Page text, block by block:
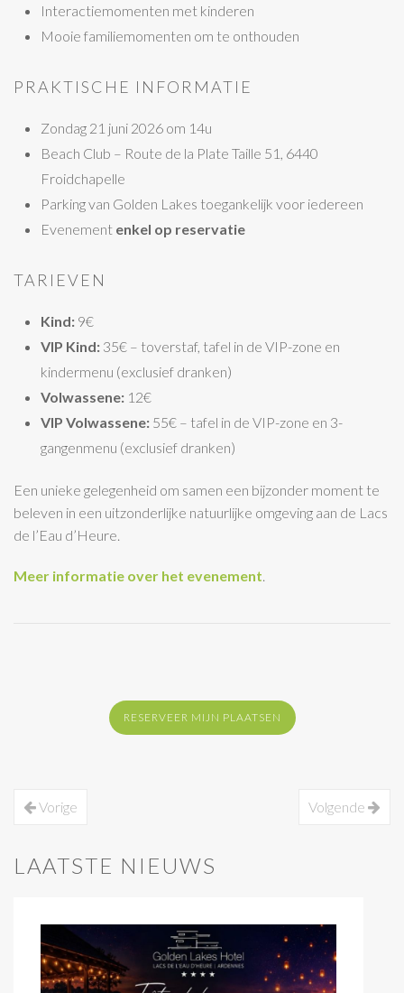
Interactiemomenten met kinderen
Mooie familiemomenten om te onthouden
PRAKTISCHE INFORMATIE
Zondag 21 juni 2026 om 14u
Beach Club – Route de la Plate Taille 51, 6440
Froidchapelle
Parking van Golden Lakes toegankelijk voor iedereen
Evenement enkel op reservatie
TARIEVEN
Kind: 9€
VIP Kind: 35€ – toverstaf, tafel in de VIP-zone en
kindermenu (exclusief dranken)
Volwassene: 12€
VIP Volwassene: 55€ – tafel in de VIP-zone en 3-
gangenmenu (exclusief dranken)
Een unieke gelegenheid om samen een bijzonder moment te
beleven in een uitzonderlijke natuurlijke omgeving aan de Lacs
de l’Eau d’Heure.
Meer informatie over het evenement
RESERVEER MIJN PLAATSEN
Vorige Volgende
LAATSTE NIEUWS